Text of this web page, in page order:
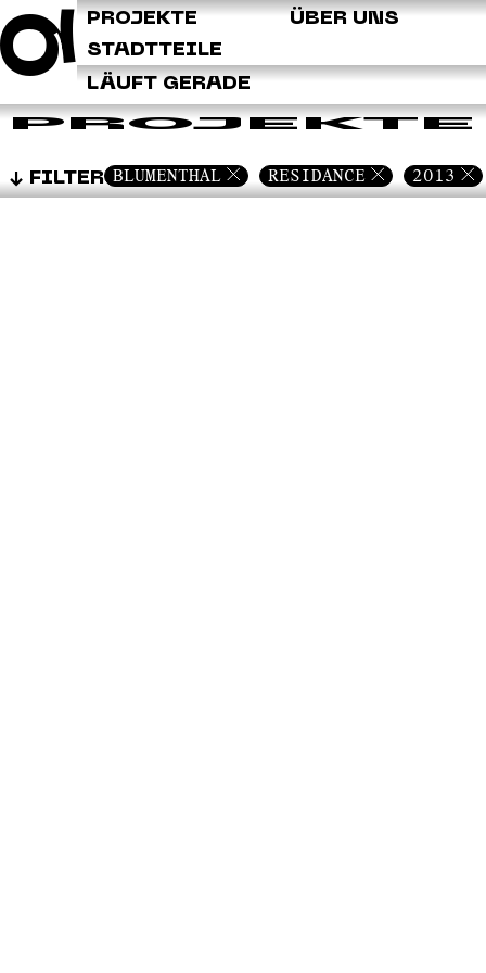
ÜBER UNS
PROJEKTE
STADTTEILE
LÄUFT GERADE
PROJEKTE
FILTER BLUMENTHAL RESIDANCE 2013